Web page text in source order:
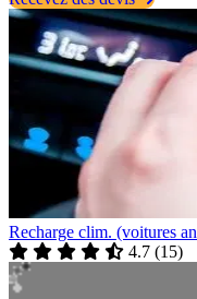
Recharge clim. (voitures
4.7 (15)